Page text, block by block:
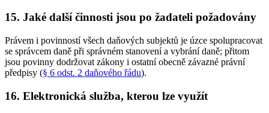
15. Jaké další činnosti jsou po žadateli požadovány
Právem i povinností všech daňových subjektů je úzce spolupracovat
se správcem daně při správném stanovení a vybrání daně; přitom
jsou povinny dodržovat zákony i ostatní obecně závazné právní
předpisy (§ 6 odst. 2 daňového řádu).
16. Elektronická služba, kterou lze využít